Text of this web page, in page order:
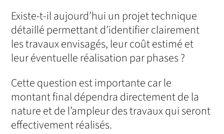
Existe-t-il aujourd’hui un projet technique
détaillé permettant d’identifier clairement
les travaux envisagés, leur coût estimé et
leur éventuelle réalisation par phases ?
Cette question est importante car le
montant final dépendra directement de la
nature et de l’ampleur des travaux qui seront
effectivement réalisés.